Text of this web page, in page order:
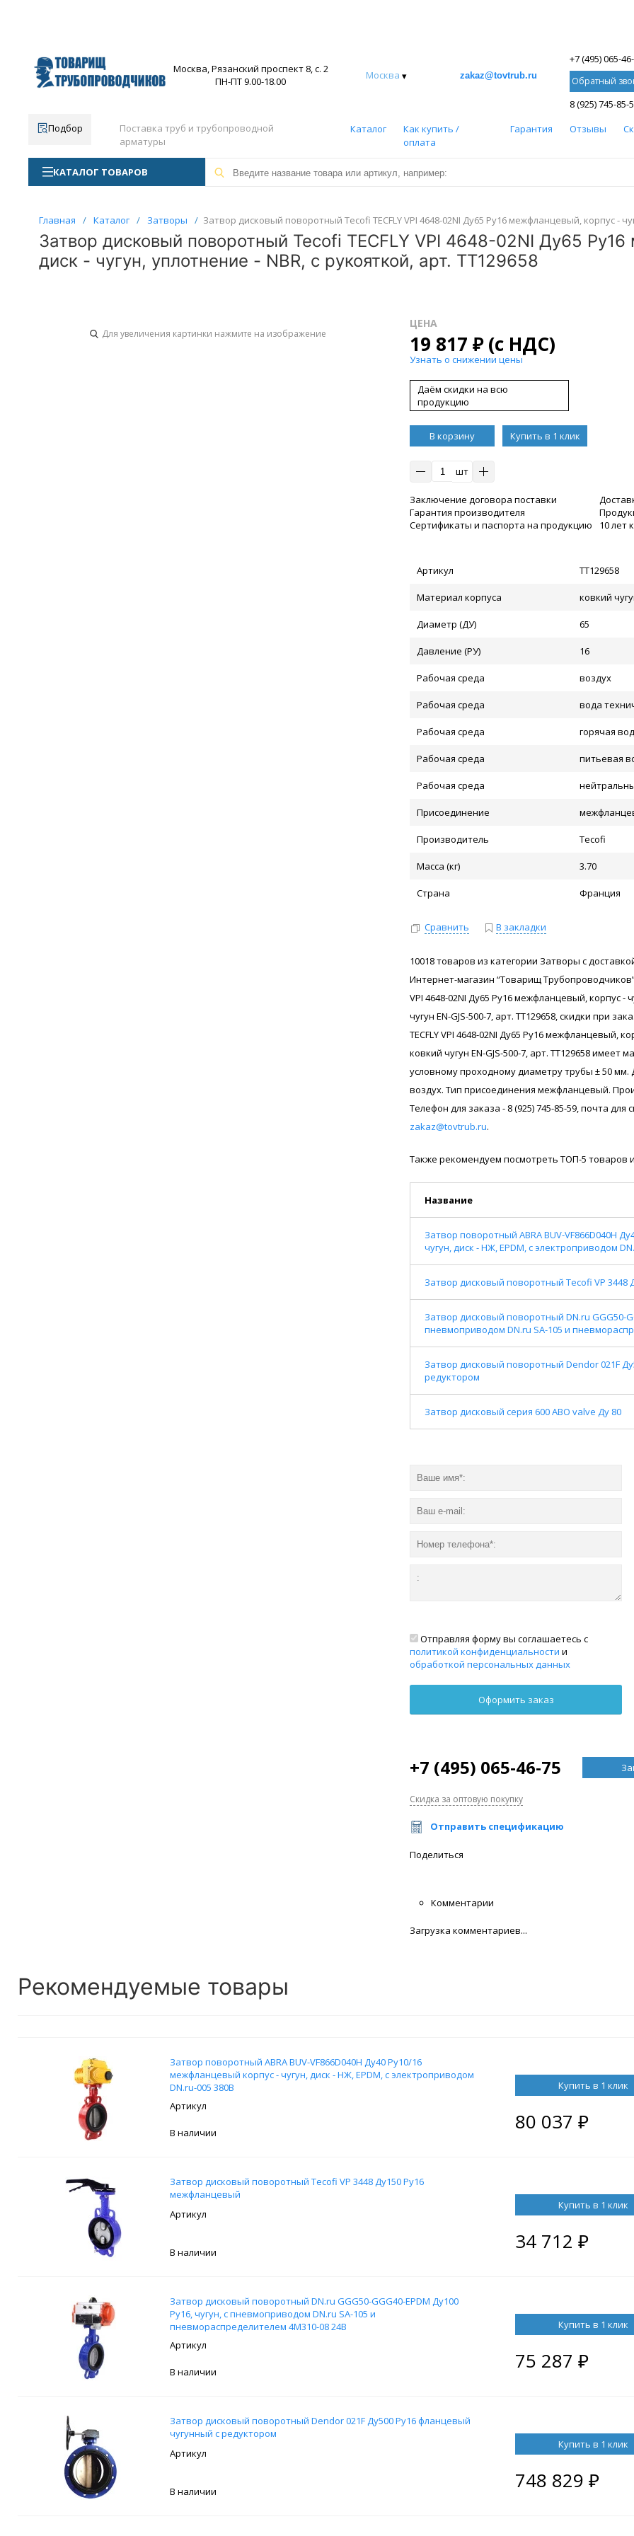
Москва, Рязанский проспект 8, с. 2
ПН-ПТ 9.00-18.00
Москва ▾ zakaz@tovtrub.ru
+7 (495) 065-
Обратный
8 (925) 745-85-
Подбор
Поставка труб и трубопроводной
арматуры
Каталог
Как купить /
оплата
Гарантия Отзывы
КАТАЛОГ ТОВАРОВ
Главная / Каталог / Затворы / Затвор дисковый поворотный Tecofi TECFLY VPI 4648-02NI Ду65 Ру16 межфланцевый, корпус -
Затвор дисковый поворотный Tecofi TECFLY VPI 4648-02NI Ду65
диск - чугун, уплотнение - NBR, с рукояткой, арт. ТТ129658
Для увеличения картинки нажмите на изображение
ЦЕНА
19 817₽(с НДС)
Узнать о снижении цены
Даём скидки на всю
продукцию
В корзину Купить в 1 клик
шт
Заключение договора поставки
Гарантия производителя
Сертификаты и паспорта на продукцию
10 лет
Артикул ТТ129658
Материал корпуса ковкий
Диаметр (ДУ) 65
Давление (РУ) 16
Рабочая среда воздух
Рабочая среда вода
Рабочая среда горячая
Рабочая среда питьевая
Рабочая среда
Присоединение
Производитель Tecofi
Масса (кг) 3.70
Страна Франция
Сравнить В закладки
10018 товаров из категории Затворы с
Интернет-магазин “Товарищ
VPI 4648-02NI Ду65 Ру16 межфланцевый, корпус -
чугун EN-GJS-500-7, арт. ТТ129658, скидки при
TECFLY VPI 4648-02NI Ду65 Ру16 межфланцевый,
ковкий чугун EN-GJS-500-7, арт. ТТ129658 имеет
условному проходному диаметру трубы ± 50
воздух. Тип присоединения межфланцевый.
Телефон для заказа - 8 (925) 745-85-59, почта
zakaz@tovtrub.ru.
Также рекомендуем посмотреть ТОП-5 товаров
Название
Затвор поворотный ABRA BUV-VF866D040H
чугун, диск - НЖ, EPDM, с электроприводом
Затвор дисковый поворотный Tecofi VP
Затвор дисковый поворотный DN.ru GGG50-
пневмоприводом DN.ru SA-105 и
Затвор дисковый поворотный Dendor 021F
редуктором
Затвор дисковый серия 600 ABO valve Ду 80
Отправляя форму вы соглашаетесь с
политикой конфиденциальности и
обработкой персональных данных
+7 (495) 065-46-75
Скидка за оптовую покупку
Отправить спецификацию
Поделиться
Комментарии
Загрузка комментариев...
Рекомендуемые товары
Затвор поворотный ABRA BUV-VF866D040H Ду40 Ру10/16
межфланцевый корпус - чугун, диск - НЖ, EPDM, с электроприводом
DN.ru-005 380В
В наличии
Купить в 1 клик
80 037₽
Затвор дисковый поворотный Tecofi VP 3448 Ду150 Ру16
межфланцевый
В наличии
Купить в 1 клик
34 712₽
Затвор дисковый поворотный DN.ru GGG50-GGG40-EPDM Ду100
Ру16, чугун, с пневмоприводом DN.ru SA-105 и
пневмораспределителем 4M310-08 24В
В наличии
Купить в 1 клик
75 287₽
Затвор дисковый поворотный Dendor 021F Ду500 Ру16 фланцевый
чугунный с редуктором
В наличии
Купить в 1 клик
748 829₽